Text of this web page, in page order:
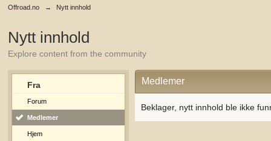
Offroad.no → Nytt innhold
Nytt innhold
Explore content from the community
Fra
Forum
Medlemer
Hjem
Medlemer
Beklager, nytt innhold ble ikke